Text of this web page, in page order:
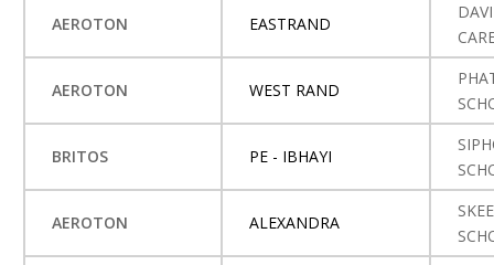
AEROTON EASTRAND
AEROTON WEST RAND
BRITOS PE - IBHAYI
AEROTON ALEXANDRA